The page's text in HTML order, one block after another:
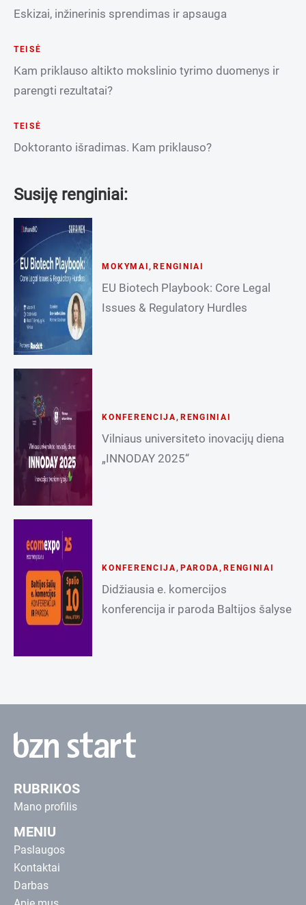
Eskizai, inžinerinis sprendimas ir apsauga
TEISĖ
Kam priklauso altikto mokslinio tyrimo duomenys ir
parengti rezultatai?
TEISĖ
Doktoranto išradimas. Kam priklauso?
Susiję renginiai:
MOKYMAI ,RENGINIAI
EU Biotech Playbook: Core Legal
Issues & Regulatory Hurdles
KONFERENCIJA , RENGINIAI
Vilniaus universiteto inovacijų diena
„INNODAY 2025“
KONFERENCIJA , PARODA ,RENGINIAI
Didžiausia e. komercijos
konferencija ir paroda Baltijos šalyse
RUBRIKOS
Mano profilis
MENIU
Paslaugos
Kontaktai
Darbas